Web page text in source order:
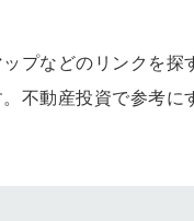
プなどのリンクを探
不動産投資で参考に